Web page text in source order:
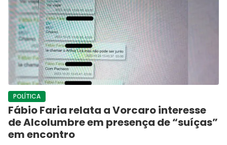
POLÍTICA
Fábio Faria relata a Vorcaro interesse
de Alcolumbre em presença de “suíças”
em encontro